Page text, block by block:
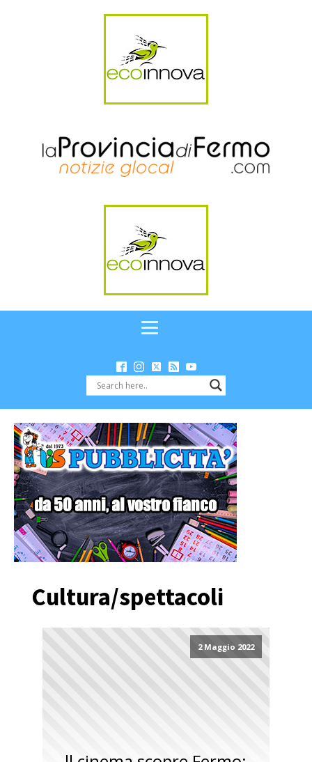
Cultura/spettacoli
2 Maggio 2022